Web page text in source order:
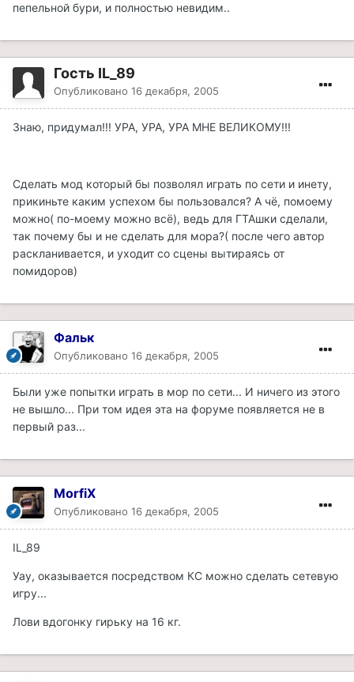
пепельной бури, и полностью невидим..
Гость IL_89
Опубликовано 16 декабря, 2005
Знаю, придумал!!! УРА, УРА, УРА МНЕ ВЕЛИКОМУ!!!
Сделать мод который бы позволял играть по сети и инету,
прикиньте каким успехом бы пользовался? А чё, помоему
можно( по-моему можно всё), ведь для ГТАшки сделали,
так почему бы и не сделать для мора?( после чего автор
раскланивается, и уходит со сцены вытираясь от
помидоров)
Фальк
Опубликовано 16 декабря, 2005
Были уже попытки играть в мор по сети... И ничего из этого
не вышло... При том идея эта на форуме появляется не в
первый раз...
MorfiX
Опубликовано 16 декабря, 2005
IL_89
Уау, оказывается посредством КС можно сделать сетевую
игру...
Лови вдогонку гирьку на 16 кг.